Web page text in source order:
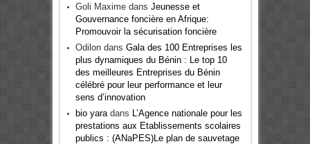
Goli Maximedans Jeunesse et
Gouvernance foncière en Afrique:
Promouvoir la sécurisation foncière
Odilondans Gala des 100 Entreprises les
plus dynamiques du Bénin : Le top 10
des meilleures Entreprises du Bénin
célébré pour leur performance et leur
sens d’innovation
bio yaradans L’Agence nationale pour les
prestations aux Etablissements scolaires
publics : (ANaPES)Le plan de sauvetage